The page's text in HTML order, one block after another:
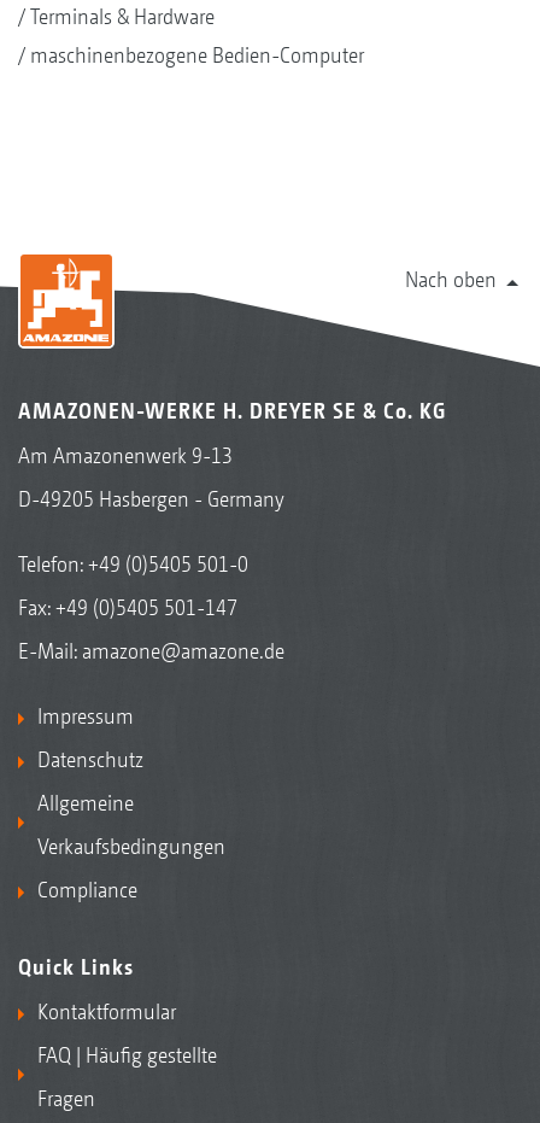
Terminals & Hardware
maschinenbezogene Bedien-Computer
Nach oben
AMAZONEN-WERKE H. DREYER SE & Co. KG
Am Amazonenwerk 9-13
D-49205 Hasbergen - Germany
Telefon:+49 (0)5405 501-0
Fax: +49 (0)5405 501-147
E-Mail: amazone@amazone.de
Impressum
Datenschutz
Allgemeine
Verkaufsbedingungen
Compliance
Quick Links
Kontaktformular
FAQ | Häufig gestellte
Fragen